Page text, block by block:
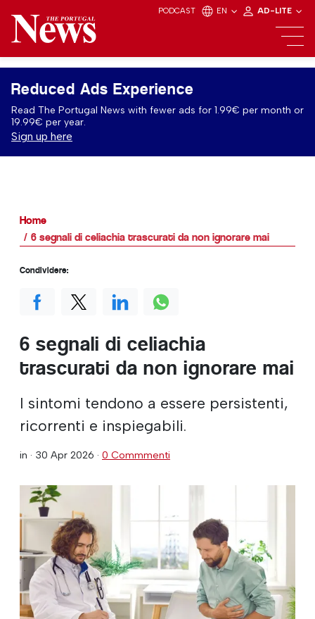
PODCAST EN AD-LITE
Reduced Ads Experience
Read The Portugal News with fewer ads for 1.99€ per month or
19.99€ per year.
Sign up here
Home
6 segnali di celiachia trascurati da non ignorare mai
6 segnali di celiachia
trascurati da non ignorare mai
I sintomi tendono a essere persistenti,
ricorrenti e inspiegabili.
in · 30 Apr 2026 · 0 Commmenti
Condividere: